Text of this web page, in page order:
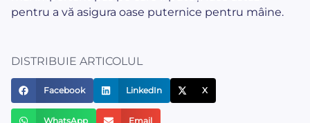
pentru a vă asigura oase puternice pentru mâine.
DISTRIBUIE ARTICOLUL
Facebook LinkedIn X
WhatsApp Email